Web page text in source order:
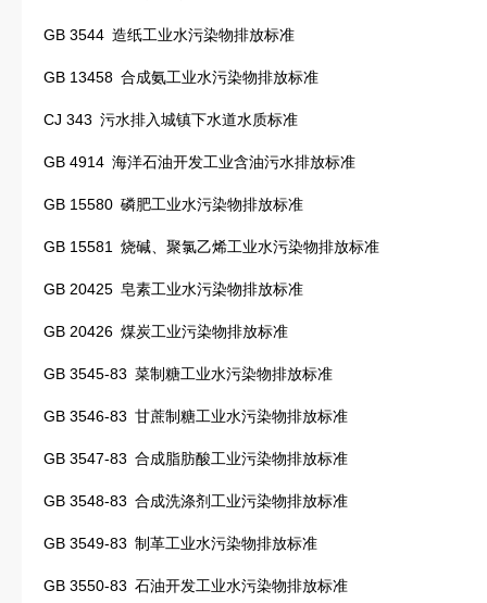
GB 3544 造纸工业水污染物排放标准
GB 13458 合成氨工业水污染物排放标准
CJ 343 污水排入城镇下水道水质标准
GB 4914 海洋石油开发工业含油污水排放标准
GB 15580 磷肥工业水污染物排放标准
GB 15581 烧碱、聚氯乙烯工业水污染物排放标准
GB 20425 皂素工业水污染物排放标准
GB 20426 煤炭工业污染物排放标准
GB 3545-83 菜制糖工业水污染物排放标准
GB 3546-83 甘蔗制糖工业水污染物排放标准
GB 3547-83 合成脂肪酸工业污染物排放标准
GB 3548-83 合成洗涤剂工业污染物排放标准
GB 3549-83 制革工业水污染物排放标准
GB 3550-83 石油开发工业水污染物排放标准